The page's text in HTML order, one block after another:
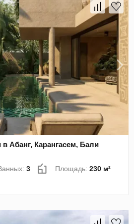
Абанг, Карангасем, Бали
3 Площадь:230 м²